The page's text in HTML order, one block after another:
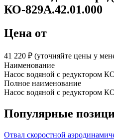
КО-829А.42.01.000
Цена от
41 220 ₽︁ (уточняйте цены у
Наименование
Насос водяной с редуктором
Полное наименование
Насос водяной с редуктором
Популярные
Отвал скоростной